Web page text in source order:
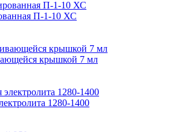
П-1-10 ХС
крышкой 7 мл
1280-1400